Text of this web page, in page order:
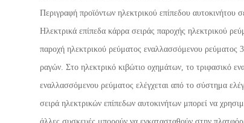
Περιγραφή προϊόντων ηλεκτρικού επίπεδου
Ηλεκτρικά επίπεδα κάρρα σειράς παροχής ηλεκτρικού
παροχή ηλεκτρικού ρεύματος εναλλασσόμενου ρεύματος
ραγών. Στο ηλεκτρικό κιβώτιο οχημάτων, το τριφασικό
εναλλασσόμενου ρεύματος ελέγχεται από το σύστημα
σειρά ηλεκτρικών επίπεδων αυτοκινήτων μπορεί να